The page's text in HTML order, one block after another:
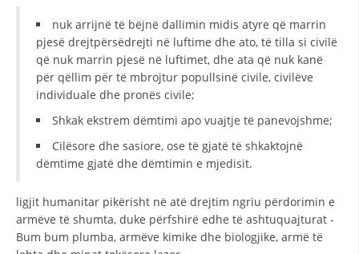
nuk arrijnë të bëjnë dallimin midis atyre që marrin
pjesë drejtpërsëdrejti në luftime dhe ato, të tilla si civilë
që nuk marrin pjesë në luftimet, dhe ata që nuk kanë
për qëllim për të mbrojtur popullsinë civile, civilëve
individuale dhe pronës civile;
Shkak ekstrem dëmtimi apo vuajtje të panevojshme;
Cilësore dhe sasiore, ose të gjatë të shkaktojnë
dëmtime gjatë dhe dëmtimin e mjedisit.
ligjit humanitar pikërisht në atë drejtim ngriu përdorimin e
armëve të shumta, duke përfshirë edhe të ashtuquajturat -
Bum bum plumba, armëve kimike dhe biologjike, armë të